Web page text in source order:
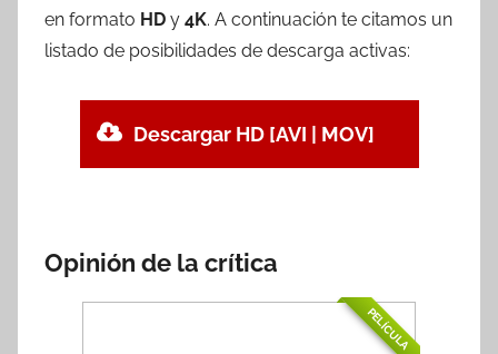
en formato HD y 4K. A continuación te citamos un
listado de posibilidades de descarga activas:
Descargar HD [AVI | MOV]
Opinión de la crítica
PELÍCULA